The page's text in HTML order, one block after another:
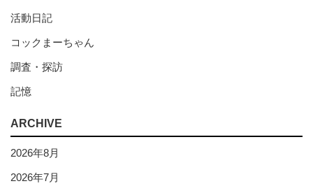
活動日記
コックまーちゃん
調査・探訪
記憶
ARCHIVE
2026年8月
2026年7月